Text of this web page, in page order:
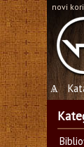
novi
Ѧ